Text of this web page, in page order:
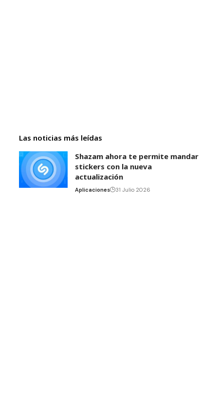
Las noticias más leídas
Shazam ahora te permite mandar
stickers con la nueva
actualización
Aplicaciones 31 Julio 2026